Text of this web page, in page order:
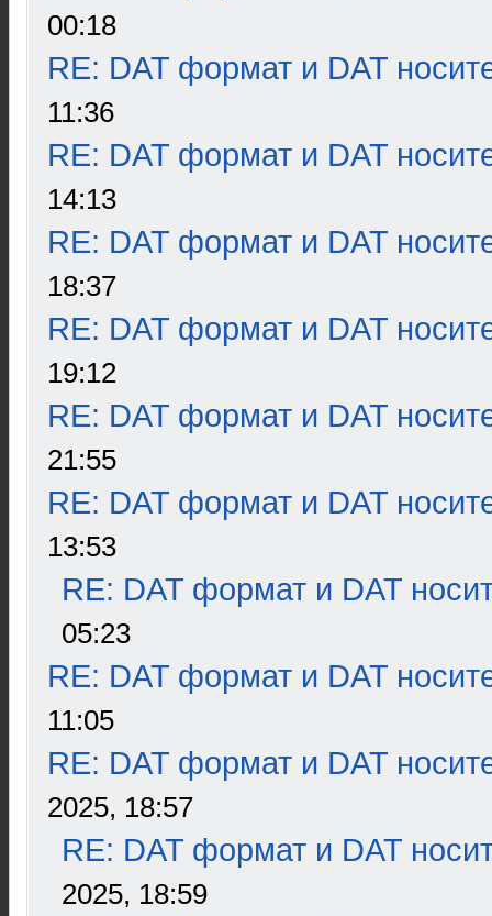
00:18
RE: DAT формат и DAT
11:36
RE: DAT формат и DAT
14:13
RE: DAT формат и DAT
18:37
RE: DAT формат и DAT
19:12
RE: DAT формат и DAT
21:55
RE: DAT формат и DAT
13:53
RE: DAT формат и DAT
05:23
RE: DAT формат и DAT
11:05
RE: DAT формат и DAT
2025, 18:57
RE: DAT формат и DAT
2025, 18:59